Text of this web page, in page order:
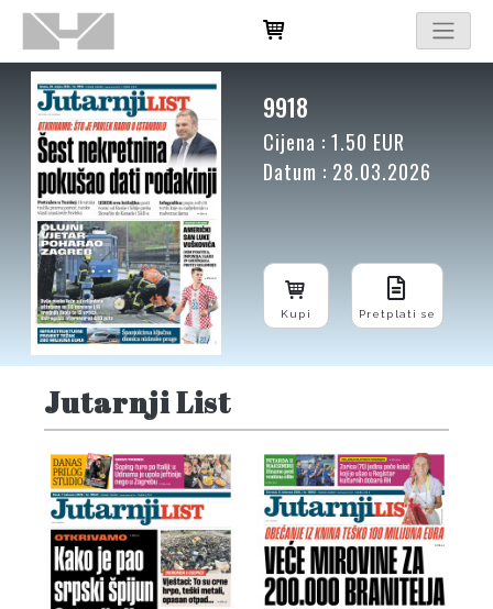
9918
Cijena : 1.50 EUR
Datum : 28.03.2026
Kupi Pretplati se
Jutarnji List